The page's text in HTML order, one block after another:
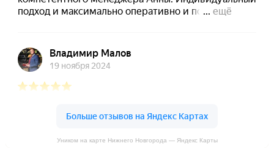
Уником на карте Нижнего Новгорода — Яндекс Карты